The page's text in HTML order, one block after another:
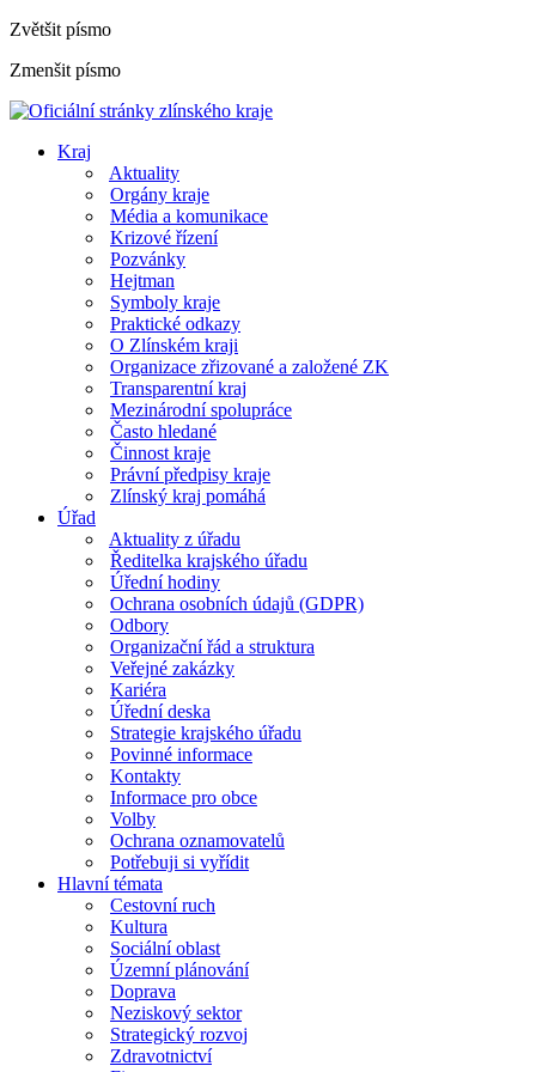
Zvětšit písmo
Zmenšit písmo
Kraj
Aktuality
Orgány kraje
Média a komunikace
Krizové řízení
Pozvánky
Hejtman
Symboly kraje
Praktické odkazy
O Zlínském kraji
Organizace zřizované a založené ZK
Transparentní kraj
Mezinárodní spolupráce
Často hledané
Činnost kraje
Právní předpisy kraje
Zlínský kraj pomáhá
Úřad
Aktuality z úřadu
Ředitelka krajského úřadu
Úřední hodiny
Ochrana osobních údajů (GDPR)
Odbory
Organizační řád a struktura
Veřejné zakázky
Kariéra
Úřední deska
Strategie krajského úřadu
Povinné informace
Kontakty
Informace pro obce
Volby
Ochrana oznamovatelů
Potřebuji si vyřídit
Hlavní témata
Cestovní ruch
Kultura
Sociální oblast
Územní plánování
Doprava
Neziskový sektor
Strategický rozvoj
Zdravotnictví